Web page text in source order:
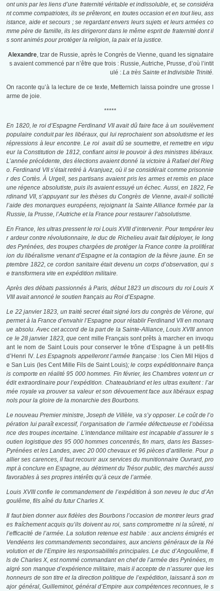
ont unis par les liens d’une fraternité véritable et indissoluble, et, se considéra
nt comme compatriotes, ils se prêteront, en toutes occasion et en tout lieu, ass
istance, aide et secours ; se regardant envers leurs sujets et leurs armées co
mme père de famille, ils les dirigeront dans le même esprit de fraternité dont il
s sont animés pour protéger la religion, la paix et la justice.
Alexandre, tzar de Russie, après le Congrès de Vienne, quand les signataire
s avaient commencé par n’être que trois : Russie, Autriche, Prusse, d’où l’intit
ulé : La très Sainte et Indivisible Trinité.
On raconte qu’à la lecture de ce texte, Metternich laissa poindre une grosse l
arme de joie.
*****
En 1820, le roi d’Espagne Ferdinand VII avait dû faire face à un soulèvement
populaire conduit par les libéraux, qui lui reprochaient son absolutisme et les
répressions à leur encontre. Le roi avait dû se soumettre, et remettre en vigu
eur la Constitution de 1812, confiant ainsi le pouvoir à des ministres libéraux.
L’année précédente, des élections avaient donné la victoire à Rafael del Rieg
o. Ferdinand VII s’était retiré à Aranjuez, où il se considérait comme prisonnie
r des Cortès. À Urgell, ses partisans avaient pris les armes et remis en place
une régence absolutiste, puis ils avaient essuyé un échec. Aussi, en 1822, Fe
rdinand VII, s’appuyant sur les thèses du Congrès de Vienne, avait-il sollicité
l’aide des monarques européens, rejoignant la Sainte Alliance formée par la
Russie, la Prusse, l’Autriche et la France pour restaurer l’absolutisme.
En France, les ultras pressent le roi Louis XVIII d’intervenir. Pour tempérer leu
r ardeur contre révolutionnaire, le duc de Richelieu avait fait déployer, le long
des Pyrénées, des troupes chargées de protéger la France contre la proliférat
ion du libéralisme venant d’Espagne et la contagion de la fièvre jaune. En se
ptembre 1822, ce cordon sanitaire était devenu un corps d’observation, qui s
e transformera vite en expédition militaire.
Après des débats passionnés à Paris, début 1823 un discours du roi Louis X
VIII avait annoncé le soutien français au Roi d’Espagne.
Le 22 janvier 1823, un traité secret était signé lors du congrès de Vérone, qui
permet à la France d’envahir l’Espagne pour rétablir Ferdinand VII en monarq
ue absolu. Avec cet accord de la part de la Sainte-Alliance, Louis XVIII annon
ce le 28 janvier 1823, quecent mille Français sont prêts à marcher en invoqu
ant le nom de Saint Louis pour conserver le trône d’Espagne à un petit-fils
d’Henri IV. Les Espagnols appelleront l’armée française : los Cien Mil Hijos d
e San Luis (les Cent Mille Fils de Saint Louis); le corps expéditionnaire frança
is comporte en réalité 95 000 hommes. Fin février, les Chambres votent un cr
édit extraordinaire pour l’expédition. Chateaubriand et les ultras exultent : l’ar
mée royale va prouver sa valeur et son dévouement face aux libéraux espag
nols pour la gloire de la monarchie des Bourbons.
Le nouveau Premier ministre, Joseph de Villèle, va s’y opposer. Le coût de l’o
pération lui paraît excessif, l’organisation de l’armée défectueuse et l’obéissa
nce des troupes incertaine. L’intendance militaire est incapable d’assurer le s
outien logistique des 95 000 hommes concentrés, fin mars, dans les Basses-
Pyrénées et les Landes, avec 20 000 chevaux et 96 pièces d’artillerie. Pour p
allier ses carences, il faut recourir aux services du munitionnaire Ouvrard, pro
mpt à conclure en Espagne, au détriment du Trésor public, des marchés aussi
favorables à ses propres intérêts qu’à ceux de l’armée.
Louis XVIII confie le commandement de l’expédition à son neveu le duc d’An
goulême, fils aîné du futur Charles X.
Il faut bien donner aux fidèles des Bourbons l’occasion de montrer leurs grad
es fraîchement acquis qu’ils doivent au roi, sans compromettre ni la sûreté, ni
l’efficacité de l’armée. La solution retenue est habile : aux anciens émigrés et
Vendéens les commandements secondaires, aux anciens généraux de la Ré
volution et de l’Empire les responsabilités principales. Le duc d’Angoulême, fi
ls de Charles X, est nommé commandant en chef de l’armée des Pyrénées, m
algré son manque d’expérience militaire, mais il accepte de n’assurer que les
honneurs de son titre et la direction politique de l’expédition, laissant à son m
ajor général, Guilleminot, général d’Empire aux compétences reconnues, le s